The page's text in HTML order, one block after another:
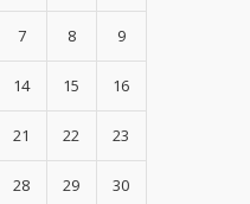
7 8 9
14 15 16
21 22 23
28 29 30